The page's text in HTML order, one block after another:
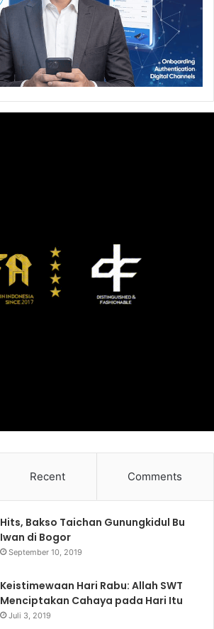
Recent Comments
Hits, Bakso Taichan Gunungkidul Bu
Iwan di Bogor
September 10, 2019
Keistimewaan Hari Rabu: Allah SWT
Menciptakan Cahaya pada Hari Itu
Juli 3, 2019